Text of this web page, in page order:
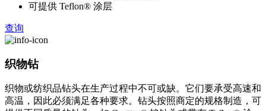
可提供 Teflon® 涂层
查询
织物钻
织物或纺织品钻头在生产过程中不可或缺。它们要承受高速和
高温，因此必须满足各种要求。钻头按照商定的规格制造，可